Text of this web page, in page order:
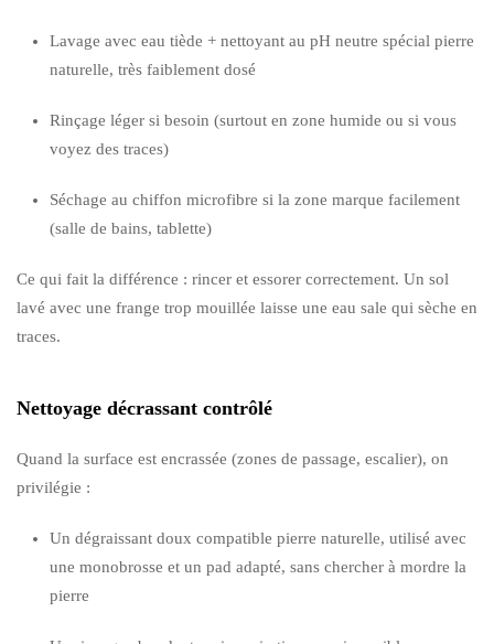
Lavage avec eau tiède + nettoyant au pH neutre spécial pierre
naturelle, très faiblement dosé
Rinçage léger si besoin (surtout en zone humide ou si vous
voyez des traces)
Séchage au chiffon microfibre si la zone marque facilement
(salle de bains, tablette)
Ce qui fait la différence : rincer et essorer correctement. Un sol
lavé avec une frange trop mouillée laisse une eau sale qui sèche en
traces.
Nettoyage décrassant contrôlé
Quand la surface est encrassée (zones de passage, escalier), on
privilégie :
Un dégraissant doux compatible pierre naturelle, utilisé avec
une monobrosse et un pad adapté, sans chercher à mordre la
pierre